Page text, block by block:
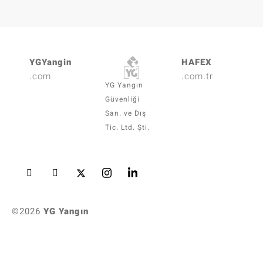
YGYangin
.com
YG Yangın
Güvenliği
San. ve Dış
Tic. Ltd. Şti.
HAFEX
.com.tr
©2026 YG Yangın